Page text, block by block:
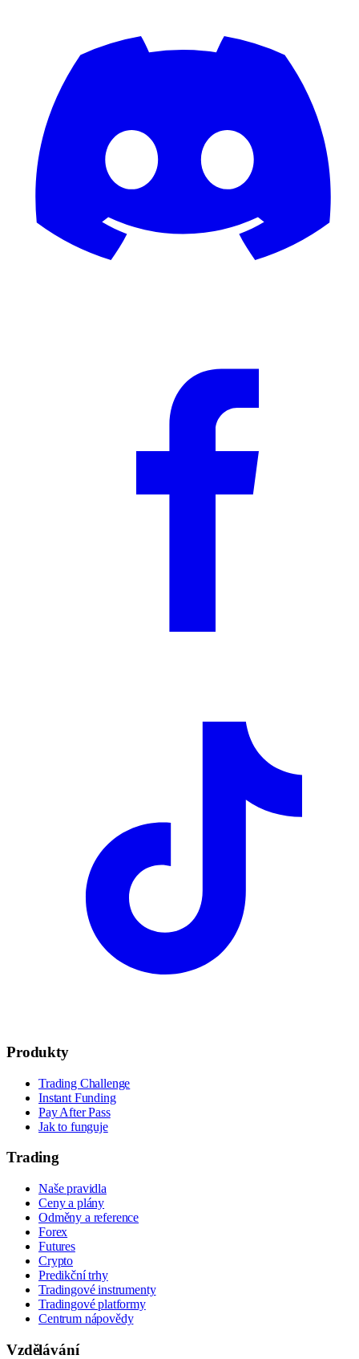
Produkty
Trading Challenge
Instant Funding
Pay After Pass
Jak to funguje
Trading
Naše pravidla
Ceny a plány
Odměny a reference
Forex
Futures
Crypto
Predikční trhy
Tradingové instrumenty
Tradingové platformy
Centrum nápovědy
Vzdělávání